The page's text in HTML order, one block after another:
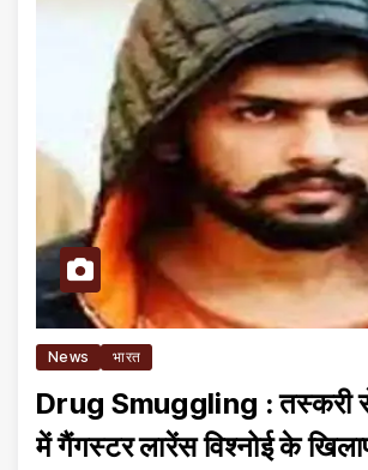
News भारत
Drug Smuggling : तस्करी
में गैंगस्टर लारेंस विश्नोई के